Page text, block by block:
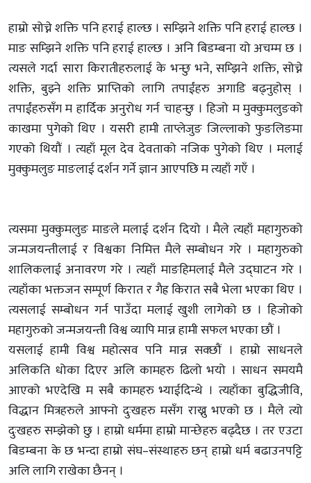
हाम्रो सोच्ने शक्ति पनि हराई हाल्छ । सम्झिने शक्ति पनि हराई हाल्छ ।
माङ सम्झिने शक्ति पनि हराई हाल्छ । अनि बिडम्बना यो अचम्म छ ।
त्यसले गर्दा सारा किरातीहरुलाई के भन्छु भने, सम्झिने शक्ति, सोच्ने
शक्ति, बुझ्ने शक्ति प्राप्तिको लागि तपाईंहरु अगाडि बढ्नुहोस् ।
तपाईंहरुसँग म हार्दिक अनुरोध गर्न चाहन्छु । हिजो म मुक्कुमलुङको
काखमा पुगेको थिए । यसरी हामी ताप्लेजुङ जिल्लाको फुङलिङमा
गएको थियौं । त्यहाँ मूल देव देवताको नजिक पुगेको थिए । मलाई
मुक्कुमलुङ माङलाई दर्शन गर्ने ज्ञान आएपछि म त्यहाँ गएँ ।
त्यसमा मुक्कुमलुङ माङले मलाई दर्शन दियो । मैले त्यहाँ महागुरुको
जन्मजयन्तीलाई र विश्वका निमित्त मैले सम्बोधन गरे । महागुरुको
शालिकलाई अनावरण गरे । त्यहाँ माङहिमलाई मैले उद्घाटन गरे ।
त्यहाँका भक्तजन सम्पूर्ण किरात र गैह्र किरात सबै भेला भएका थिए ।
त्यसलाई सम्बोधन गर्न पाउँदा मलाई खुशी लागेको छ । हिजोको
महागुरुको जन्मजयन्ती विश्व व्यापि मान्न हामी सफल भएका छौं ।
यसलाई हामी विश्व महोत्सव पनि मान्न सक्छौं । हाम्रो साधनले
अलिकति धोका दिएर अलि कामहरु ढिलो भयो । साधन समयमै
आएको भएदेखि म सबै कामहरु भ्याईदिन्थे । त्यहाँका बुद्धिजीवि,
विद्धान मित्रहरुले आफ्नो दुःखहरु मसँग राख्नु भएको छ । मैले त्यो
दुःखहरु सम्झेको छु । हाम्रो धर्ममा हाम्रो मान्छेहरु बढ्दैछ । तर एउटा
बिडम्बना के छ भन्दा हाम्रो संघ–संस्थाहरु छन् हाम्रो धर्म बढाउनपट्टि
अलि लागि राखेका छैनन् ।